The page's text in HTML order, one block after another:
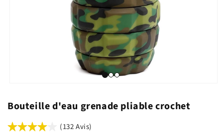
Bouteille d'eau grenade pliable crochet
(132 Avis)